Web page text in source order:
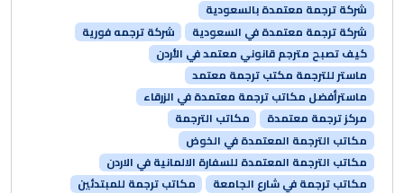
شركة ترجمة معتمدة بالسعودية
شركة ترجمة معتمدة في السعودية
شركة ترجمه فورية
كيف تصبح مترجم قانوني معتمد في الأردن
ماستر للترجمة مكتب ترجمة معتمد
ماسترأفضل مكاتب ترجمة معتمدة في الزرقاء
مركز ترجمة معتمدة
مكاتب الترجمة
مكاتب الترجمة المعتمدة في الخوض
مكاتب الترجمة المعتمدة للسفارة الالمانية في الاردن
مكاتب ترجمة في شارع الجامعة
مكاتب ترجمة للمبتدئين